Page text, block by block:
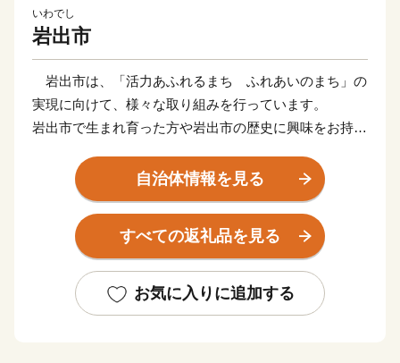
いわでし
岩出市
岩出市は、「活力あふれるまち ふれあいのまち」の
実現に向けて、様々な取り組みを行っています。
岩出市で生まれ育った方や岩出市の歴史に興味をお持ち
援、貢献したいというあなたの思いを「ふるさと納税制
度」による「ふるさと 岩出市応援寄附金」としてお寄
せください。
品等の返礼は行っておりませんでしたが、地元特産品等
のPR、販路拡大等による地元事業者の活性化を図るた
自治体情報を見る
すべての返礼品を見る
お気に入りに追加する